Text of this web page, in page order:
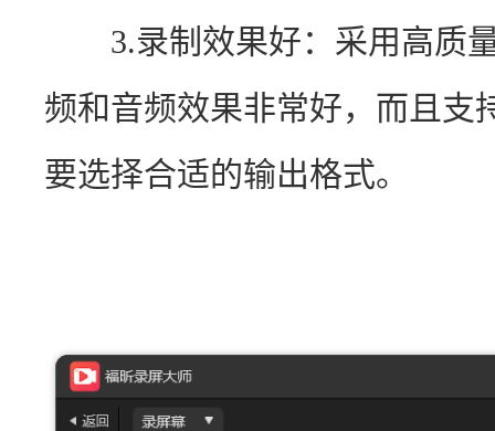
3.录制效果好：采用高质量
频和音频效果非常好，而且支
要选择合适的输出格式。